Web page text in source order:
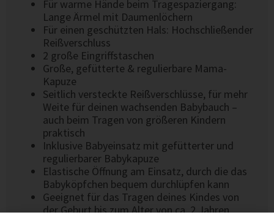
Für warme Hände beim Tragespaziergang:
Lange Ärmel mit Daumenlöchern
Für einen geschützten Hals: Hochschließender
Reißverschluss
2 große Eingriffstaschen
Große, gefütterte & regulierbare Mama-
Kapuze
Seitlich versteckte Reißverschlüsse, für mehr
Weite für deinen wachsenden Babybauch –
auch beim Tragen von größeren Kindern
praktisch
Inklusive Babyeinsatz mit gefütterter und
regulierbarer Babykapuze
Elastische Öffnung am Einsatz, durch die das
Babyköpfchen bequem durchlüpfen kann
Geeignet für das Tragen deines Kindes von
der Geburt bis zum Alter von ca. 2 Jahren